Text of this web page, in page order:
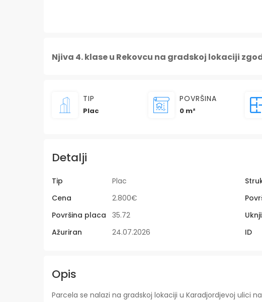
Njiva 4. klase u Rekovcu na gradskoj lokaciji
TIP
Plac
POVRŠINA
0 m²
Detalji
Tip Plac
Cena
2.800€
Površina placa
35.72
Ažuriran
24.07.2026 ID
Opis
Parcela se nalazi na gradskoj lokaciji u Karadjordjevoj ulici